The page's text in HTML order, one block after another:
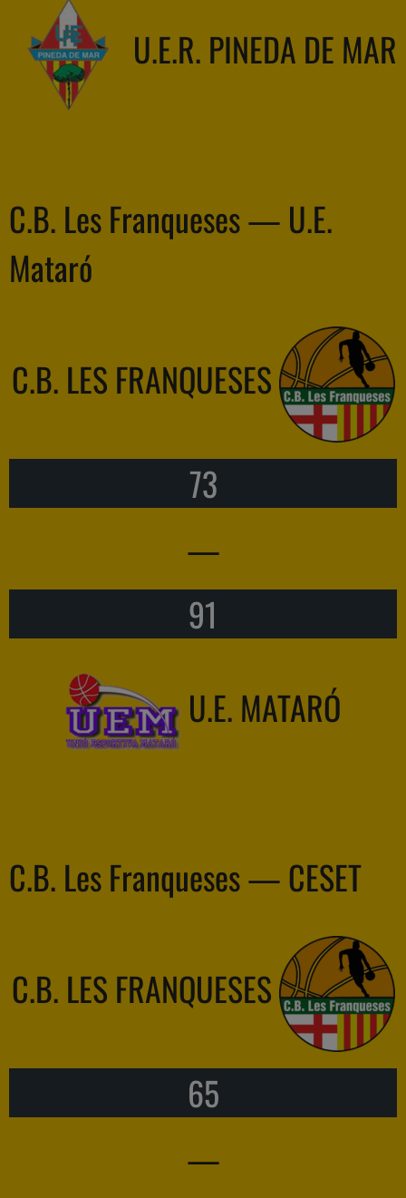
U.E.R. PINEDA DE MAR
C.B. Les Franqueses — U.E.
Mataró
C.B. LES FRANQUESES
73
—
91
U.E. MATARÓ
C.B. Les Franqueses — CESET
C.B. LES FRANQUESES
65
—